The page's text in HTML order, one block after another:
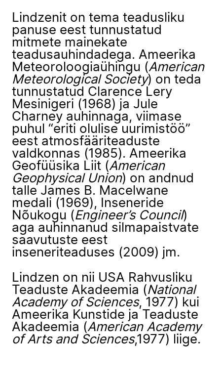
Lindzenit on tema teadusliku
panuse eest tunnustatud
mitmete mainekate
teadusauhindadega. Ameerika
Meteoroloogiaühingu (American
Meteorological Society) on teda
tunnustatud Clarence Lery
Mesinigeri (1968) ja Jule
Charney auhinnaga, viimase
puhul “eriti olulise uurimistöö”
eest atmosfääriteaduste
valdkonnas (1985). Ameerika
Geofüüsika Liit (American
Geophysical Union) on andnud
talle James B. Macelwane
medali (1969), Inseneride
Nõukogu (Engineer’s Council)
aga auhinnanud silmapaistvate
saavutuste eest
inseneriteaduses (2009) jm.
Lindzen on nii USA Rahvusliku
Teaduste Akadeemia (National
Academy of Sciences, 1977) kui
Ameerika Kunstide ja Teaduste
Akadeemia (American Academy
of Arts and Sciences,1977) liige.